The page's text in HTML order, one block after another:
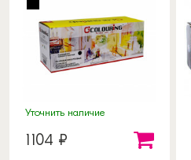
Уточнить наличие
1104 ₽